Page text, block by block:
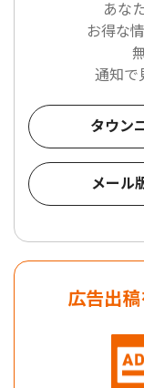
あな
お得な
通知で
タウン
メール
広告出